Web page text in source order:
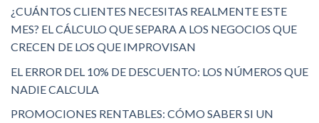
¿CUÁNTOS CLIENTES NECESITAS REALMENTE ESTE
MES? EL CÁLCULO QUE SEPARA A LOS NEGOCIOS QUE
CRECEN DE LOS QUE IMPROVISAN
EL ERROR DEL 10% DE DESCUENTO: LOS NÚMEROS QUE
NADIE CALCULA
PROMOCIONES RENTABLES: CÓMO SABER SI UN